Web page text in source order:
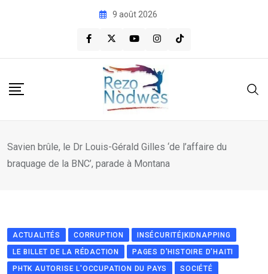
9 août 2026
Savien brûle, le Dr Louis-Gérald Gilles ‘de l’affaire du
braquage de la BNC’, parade à Montana
ACTUALITÉS CORRUPTION
INSÉCURITÉ|KIDNAPPING
LE BILLET DE LA RÉDACTION
PAGES D'HISTOIRE D'HAITI
PHTK AUTORISE L'OCCUPATION DU PAYS
SOCIÉTÉ